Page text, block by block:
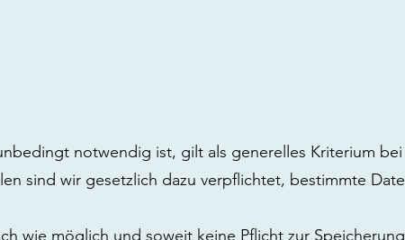
notwendig ist, gilt als generelles Kriterium
sind wir gesetzlich dazu verpflichtet, bestimmte
wie möglich und soweit keine Pflicht zur